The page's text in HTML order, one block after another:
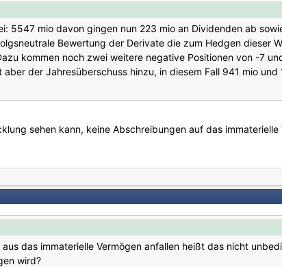
5547 mio davon gingen nun 223 mio an Dividenden ab
Bewertung der Derivate die zum Hedgen dieser
kommen noch zwei weitere negative Positionen von -7
der Jahresüberschuss hinzu, in diesem Fall 941 mio und
sehen kann, keine Abschreibungen auf das immaterielle
das immaterielle Vermögen anfallen heißt das nicht
wird?